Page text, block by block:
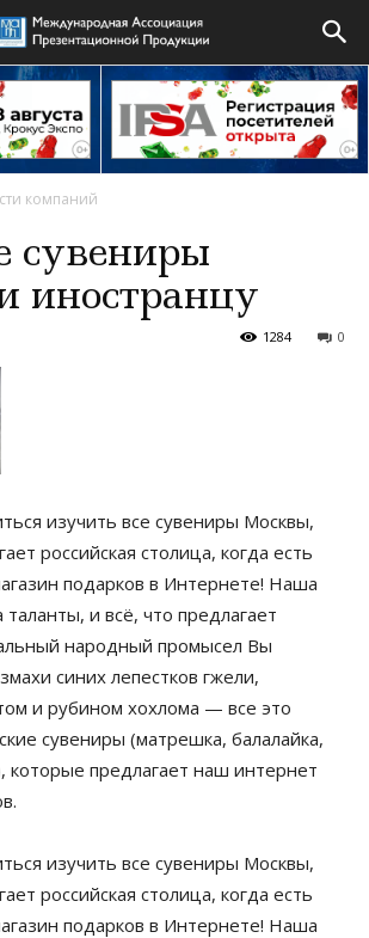
компаний
сувениры
иностранцу
0
1284
изучить все сувениры Москвы,
российская столица, когда есть
подарков в Интернете! Наша
таланты, и всё, что предлагает
народный промысел Вы
синих лепестков гжели,
и рубином хохлома — все это
сувениры (матрешка, балалайка,
которые предлагает наш интернет
изучить все сувениры Москвы,
российская столица, когда есть
подарков в Интернете! Наша